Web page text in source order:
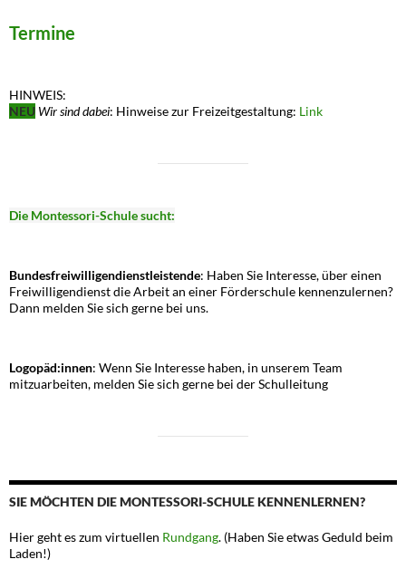
Termine
HINWEIS:
NEU Wir sind dabei: Hinweise zur Freizeitgestaltung: Link
Die Montessori-Schule sucht:
Bundesfreiwilligendienstleistende: Haben Sie Interesse, über einen
Freiwilligendienst die Arbeit an einer Förderschule kennenzulernen?
Dann melden Sie sich gerne bei uns.
Logopäd:innen: Wenn Sie Interesse haben, in unserem Team
mitzuarbeiten, melden Sie sich gerne bei der Schulleitung
SIE MÖCHTEN DIE MONTESSORI-SCHULE KENNENLERNEN?
Hier geht es zum virtuellen Rundgang. (Haben Sie etwas Geduld beim
Laden!)